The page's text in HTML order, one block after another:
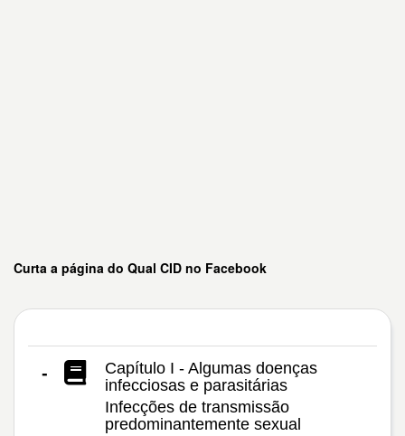
Curta a página do Qual CID no Facebook
-
Capítulo I - Algumas doenças
infecciosas e parasitárias
Infecções de transmissão
predominantemente sexual